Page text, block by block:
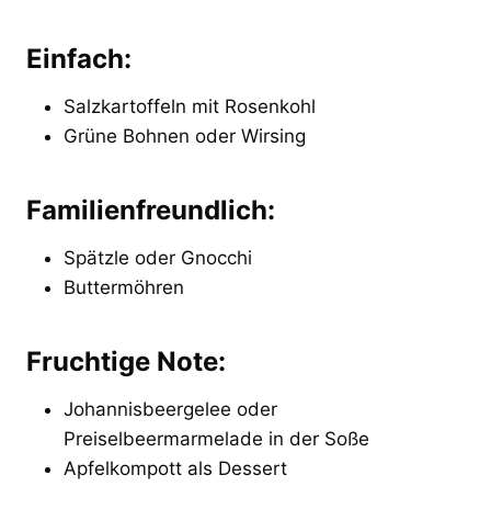
Einfach:
Salzkartoffeln mit Rosenkohl
Grüne Bohnen oder Wirsing
Familienfreundlich:
Spätzle oder Gnocchi
Buttermöhren
Fruchtige Note:
Johannisbeergelee oder
Preiselbeermarmelade in der Soße
Apfelkompott als Dessert